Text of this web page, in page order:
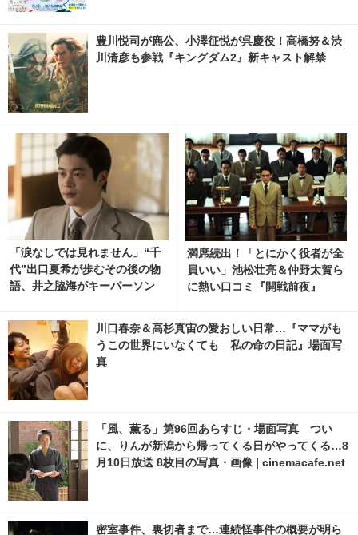
豊川悦司が麃公、小澤征悦が呉慶役！高橋努＆渋
川清彦も参戦『キングダム2』新キャスト解禁
「涙なしでは見れません」“千
代”出口夏希が歩むその後の物
語、井之脇海がキーパーソン
出会いたい。』 1枚目の写真・
画像 | cinemacafe.net
満席続出！「とにかく役者が全
員いい」池松壮亮＆仲野太賀ら
に熱い口コミ『開戦前夜』
川口春奈＆高杉真宙の愛おしい日常…『ママがも
うこの世界にいなくても 私の命の日記』場面写
真
「風、薫る」第96回あらすじ・場面写真 つい
に、りんが新潟から帰ってくる日がやってくる…8
月10日放送 8枚目の写真・画像 | cinemacafe.net
密室事件、裏切者まで…連続怪事件の概要が明ら